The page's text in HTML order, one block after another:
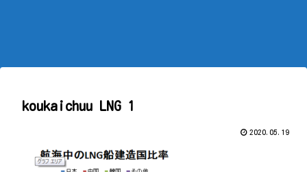
koukaichuu LNG 1
2020.05.19